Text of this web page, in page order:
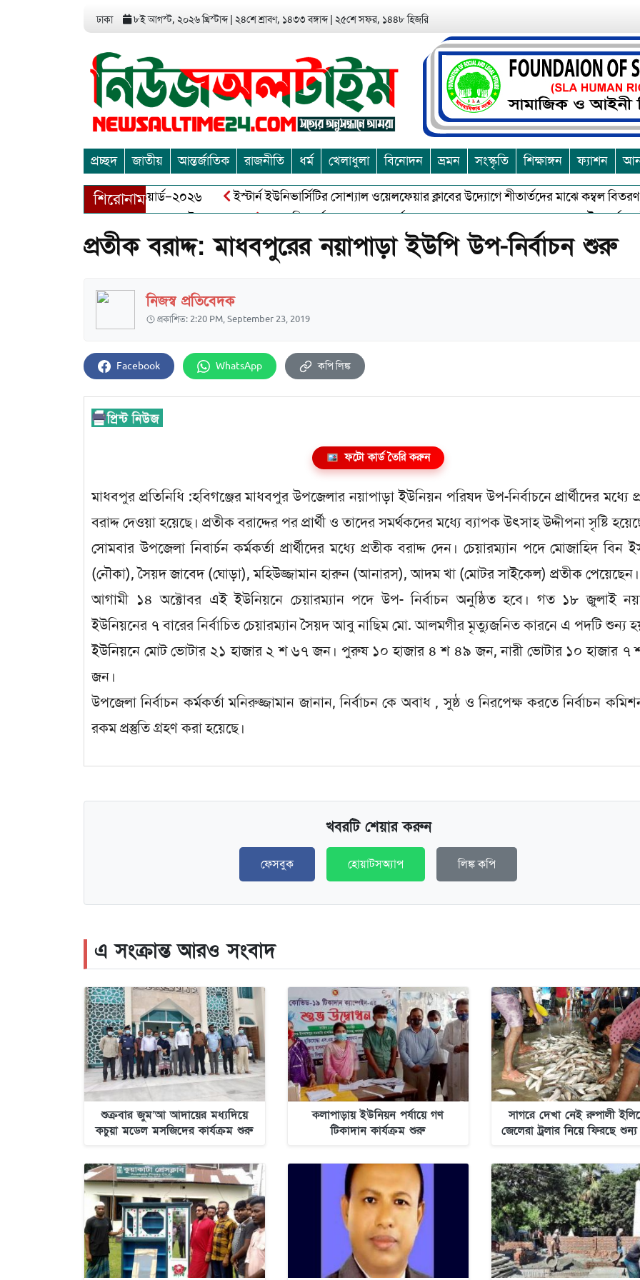
ঢাকা ৮ই আগস্ট, ২০২৬ খ্রিস্টাব্দ ২৪শে শ্রাবণ, ১৪৩৩ বঙ্গাব্দ ২৫শে সফর, ১৪৪৮ হিজরি
প্রচ্ছদ জাতীয় আন্তর্জাতিক রাজনীতি ধর্ম খেলাধুলা বিনোদন ভ্রমন সংস্কৃতি শিক্ষাঙ্গন ফ্যাশন
শিরোনাম
এন্ড এন্ট্রাপ্রেনিয়র অ্যাওয়ার্ড–২০২৬ ইস্টার্ন ইউনিভার্সিটির সোশ্যাল ওয়েলফেয়ার ক্লাবের উদ্যোগে শীতার্তদের মাঝে কম্বল বিতরণ
বীর মুক্তিযোদ্ধা আব্দুল খালেক এর ইন্তেকাল
আত্মশুদ্ধি অর্জন ও অশুভকে বর্জন করে সত্য,সুন্দরকে বরনে কলাপাড়ায় বৌদ্ধ
প্রতীক বরাদ্দ: মাধবপুরের নয়াপাড়া ইউপি উপ-নির্বাচন শুরু
নিজস্ব প্রতিবেদক
প্রকাশিত: 2:20 PM, September 23, 2019
Facebook WhatsApp কপি লিঙ্ক
ফটো কার্ড তৈরি করুন
মাধবপুর প্রতিনিধি :হবিগঞ্জের মাধবপুর উপজেলার নয়াপাড়া ইউনিয়ন পরিষদ উপ-নির্বাচনে প্রার্থীদের মধ্যে
বরাদ্দ দেওয়া হয়েছে। প্রতীক বরাদ্দের পর প্রার্থী ও তাদের সমর্থকদের মধ্যে ব্যাপক উৎসাহ উদ্দীপনা সৃষ্টি
সোমবার উপজেলা নিবার্চন কর্মকর্তা প্রার্থীদের মধ্যে প্রতীক বরাদ্দ দেন। চেয়ারম্যান পদে মোজাহিদ বিন
(নৌকা), সৈয়দ জাবেদ (ঘোড়া), মহিউজ্জামান হারুন (আনারস), আদম খা (মোটর সাইকেল) প্রতীক পেয়েছেন।
আগামী ১৪ অক্টোবর এই ইউনিয়নে চেয়ারম্যান পদে উপ- নির্বাচন অনুষ্ঠিত হবে। গত ১৮ জুলাই
ইউনিয়নের ৭ বারের নির্বাচিত চেয়ারম্যান সৈয়দ আবু নাছিম মো. আলমগীর মৃত্যুজনিত কারনে এ পদটি শুন্য
ইউনিয়নে মোট ভোটার ২১ হাজার ২ শ ৬৭ জন। পুরুষ ১০ হাজার ৪ শ ৪৯ জন, নারী ভোটার ১০ হাজার ৭
জন।
উপজেলা নির্বাচন কর্মকর্তা মনিরুজ্জামান জানান, নির্বাচন কে অবাধ , সুষ্ঠ ও নিরপেক্ষ করতে নির্বাচন
রকম প্রস্তুতি গ্রহণ করা হয়েছে।
খবরটি শেয়ার করুন
ফেসবুক হোয়াটসঅ্যাপ লিঙ্ক কপি
এ সংক্রান্ত আরও সংবাদ
শুক্রবার জুম’আ আদায়ের মধ্যদিয়ে
কচুয়া মডেল মসজিদের কার্যক্রম শুরু
কলাপাড়ায় ইউনিয়ন পর্যায়ে গণ
টিকাদান কার্যক্রম শুরু
সাগরে দেখা নেই রুপালী
জেলেরা ট্রলার নিয়ে ফিরছে